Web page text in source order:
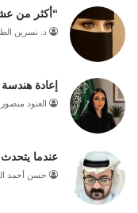
“أكثر من
د. نسرين
إعادة
العنود منصور
عندما
حسن أحمد